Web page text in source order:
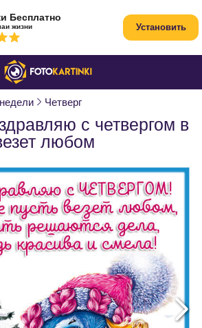
Четверг
с четвергом в
любом
Бесплатно
жизни Установить